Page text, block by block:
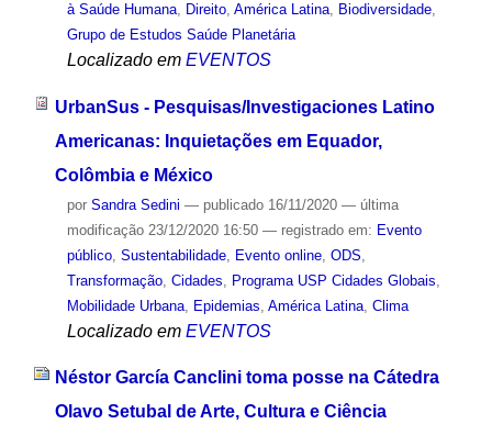
à Saúde Humana, Direito, América Latina, Biodiversidade,
Grupo de Estudos Saúde Planetária
Localizado em EVENTOS
UrbanSus - Pesquisas/Investigaciones Latino
Americanas: Inquietações em Equador,
Colômbia e México
por Sandra Sedini — publicado16/11/2020 — última
modificação23/12/2020 16:50 — registrado em: Evento
público, Sustentabilidade, Evento online, ODS
Transformação, Cidades Programa USP Cidades Globais
Mobilidade Urbana, Epidemias América Latina, Clima
Localizado em EVENTOS
Néstor García Canclini toma posse na Cátedra
Olavo Setubal de Arte, Cultura e Ciência